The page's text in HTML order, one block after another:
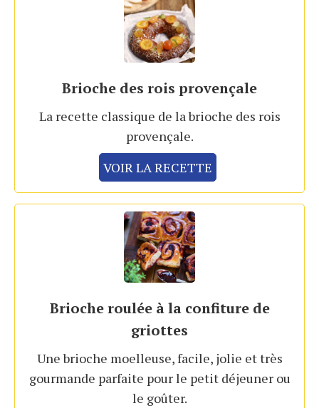
Brioche des rois provençale
La recette classique de la brioche des rois
provençale.
VOIR LA RECETTE
Brioche roulée à la confiture de
griottes
Une brioche moelleuse, facile, jolie et très
gourmande parfaite pour le petit déjeuner ou
le goûter.